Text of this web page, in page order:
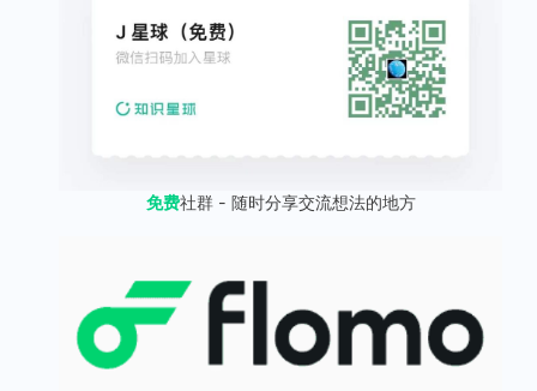
免费社群 - 随时分享交流想法的地方